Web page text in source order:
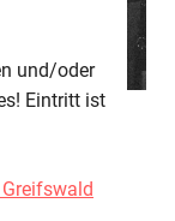
und/oder
Eintritt ist